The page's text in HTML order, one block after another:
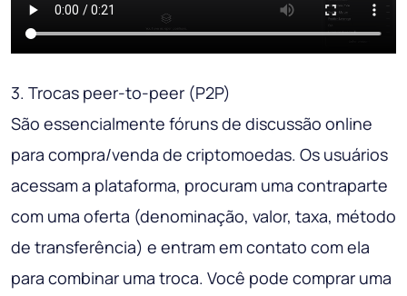
3. Trocas peer-to-peer (P2P)
São essencialmente fóruns de discussão online
para compra/venda de criptomoedas. Os usuários
acessam a plataforma, procuram uma contraparte
com uma oferta (denominação, valor, taxa, método
de transferência) e entram em contato com ela
para combinar uma troca. Você pode comprar uma